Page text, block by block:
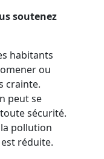
soutenez
habitants
ou
crainte.
peut se
sécurité.
pollution
réduite.